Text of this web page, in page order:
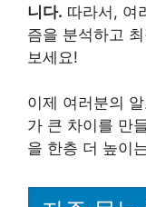
니다. 따라서, 여
즘을 분석하고
보세요!
이제 여러분의
가 큰 차이를 만
을 한층 더 높이